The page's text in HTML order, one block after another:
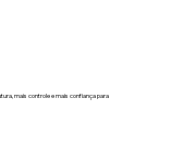
mais controle e mais confiança para